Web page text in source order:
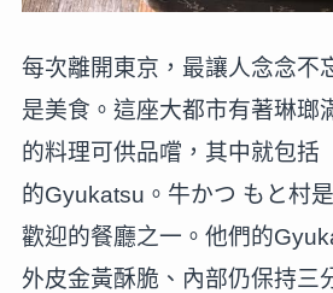
每次離開東京，最讓人念念不
是美食。這座大都市有著琳瑯
的料理可供品嚐，其中就包括
的Gyukatsu。牛かつ もと村
歡迎的餐廳之一。他們的
外皮金黃酥脆、內部仍保持三